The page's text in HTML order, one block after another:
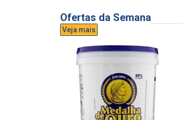
Ofertas da Semana
Veja mais